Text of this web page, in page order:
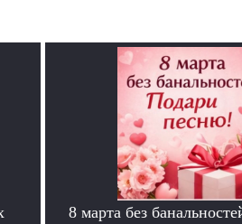
8 марта без